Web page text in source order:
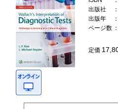
出版社
出版年
ページ数
定価